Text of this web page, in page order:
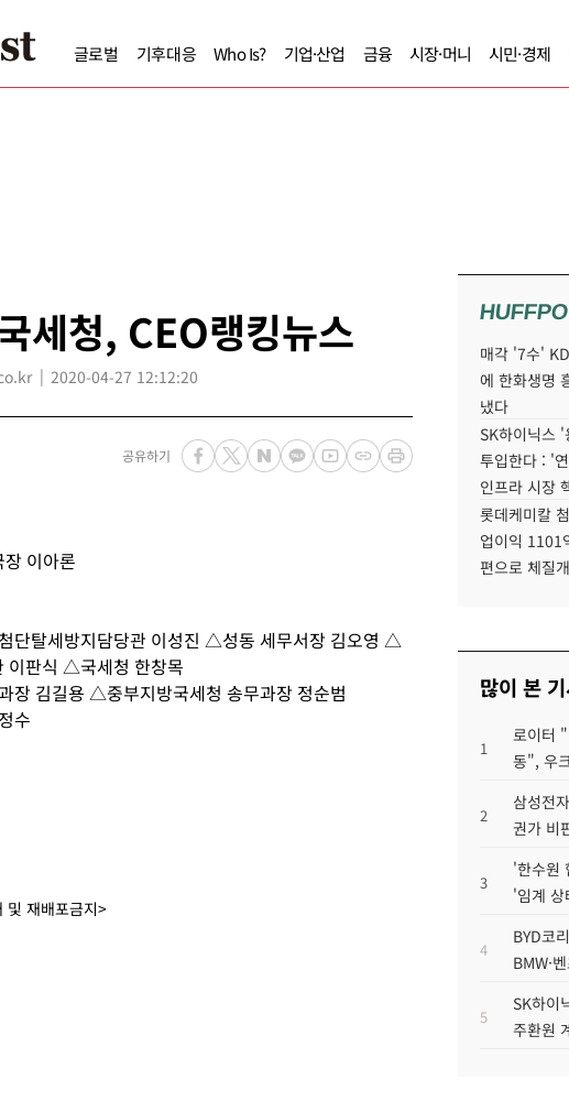
글로벌 기후대응 Who Is? 기업·산업 금융 시장·머니 시민·경제
세청, CEO랭킹뉴스
2020-04-27 12:12:20
공유하기
이아론
단탈세방지담당관 이성진 △성동 세무서장 김오영 △
이판식 △국세청 한창목
장 김길용 △중부지방국세청 송무과장 정순범
수
및 재배포금지>
매각 '7수'
에 한화생명
냈다
SK하이닉스
투입한다 : '
인프라 시장
롯데케미칼
업이익 1101
편으로 체질
많이 본
1
로이터
동", 우
2
삼성전
권가 비
3
'한수원
'임계
4
BYD코
BMW·
5
SK하이
주환원